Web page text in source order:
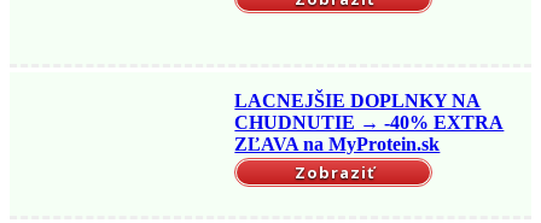
LACNEJŠIE DOPLNKY NA
CHUDNUTIE → -40% EXTRA
ZĽAVA na MyProtein.sk
Zobraziť